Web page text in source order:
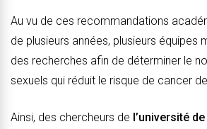
Au vu de ces recommandations
de plusieurs années, plusieurs équipes
des recherches afin de déterminer le
sexuels qui réduit le risque de cancer
Ainsi, des chercheurs de l’université